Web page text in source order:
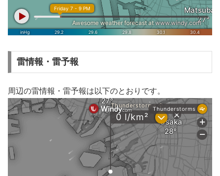
雷情報・雷予報
周辺の雷情報・雷予報は以下のとおりです。